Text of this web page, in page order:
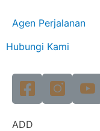
Agen Perjalanan
Hubungi Kami
ADD